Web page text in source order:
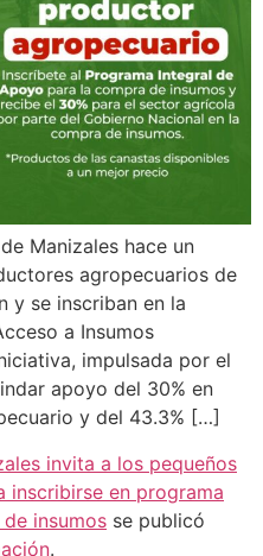
Manizales hace un
agropecuarios de
y se inscriban en la
a Insumos
impulsada por el
apoyo del 30% en
y del 43.3% […]
invita a los pequeños
inscribirse en programa
insumos se publicó
.